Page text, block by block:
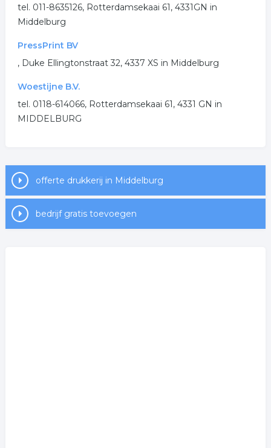
tel. 011-8635126, Rotterdamsekaai 61, 4331GN in
Middelburg
PressPrint BV
, Duke Ellingtonstraat 32, 4337 XS in Middelburg
Woestijne B.V.
tel. 0118-614066, Rotterdamsekaai 61, 4331 GN in
MIDDELBURG
offerte drukkerij in Middelburg
bedrijf gratis toevoegen